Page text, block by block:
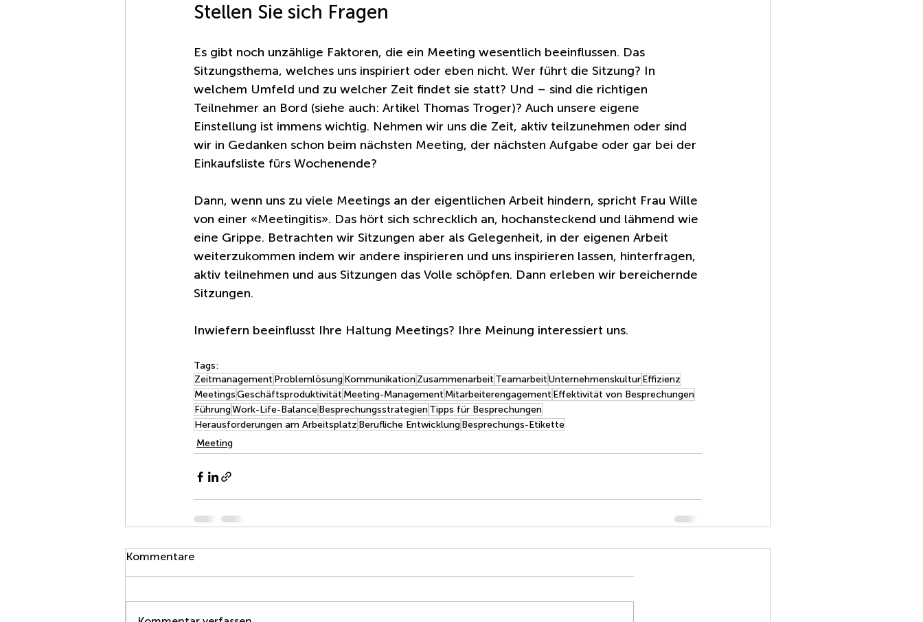
Stellen Sie sich Fragen
Es gibt noch unzählige Faktoren, die ein Meeting wesentlich beeinflussen. Das
Sitzungsthema, welches uns inspiriert oder eben nicht. Wer führt die Sitzung? In
welchem Umfeld und zu welcher Zeit findet sie statt? Und – sind die richtigen
Teilnehmer an Bord (siehe auch: Artikel Thomas Troger)? Auch unsere eigene
Einstellung ist immens wichtig. Nehmen wir uns die Zeit, aktiv teilzunehmen oder sind
wir in Gedanken schon beim nächsten Meeting, der nächsten Aufgabe oder gar bei der
Einkaufsliste fürs Wochenende?
Dann, wenn uns zu viele Meetings an der eigentlichen Arbeit hindern, spricht Frau Wille
von einer «Meetingitis». Das hört sich schrecklich an, hochansteckend und lähmend wie
eine Grippe. Betrachten wir Sitzungen aber als Gelegenheit, in der eigenen Arbeit
weiterzukommen indem wir andere inspirieren und uns inspirieren lassen, hinterfragen,
aktiv teilnehmen und aus Sitzungen das Volle schöpfen. Dann erleben wir bereichernde
Sitzungen.
Inwiefern beeinflusst Ihre Haltung Meetings? Ihre Meinung interessiert uns.
Tags:
Zeitmanagement ProblemlösungKommunikationZusammenarbeit TeamarbeitUnternehmenskulturEffizienz
MeetingsGeschäftsproduktivität Meeting-Management Mitarbeiterengagement Effektivität von Besprechungen
FührungWork-Life-Balance BesprechungsstrategienTipps für Besprechungen
Herausforderungen am Arbeitsplatz Berufliche EntwicklungBesprechungs-Etikette
Meeting
Kommentare